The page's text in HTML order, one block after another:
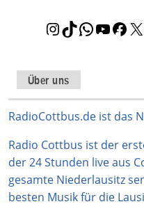
I
t
a
g
a
m
T
o
k
W
s
A
p
Y
u
b
F
b
o
k
Über uns
RadioCottbus.de ist das
Radio Cottbus ist der
der 24 Stunden live aus
gesamte Niederlausitz
besten Musik für die